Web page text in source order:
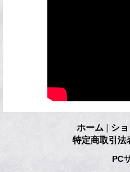
ホーム | シ
特定商取引法
PC